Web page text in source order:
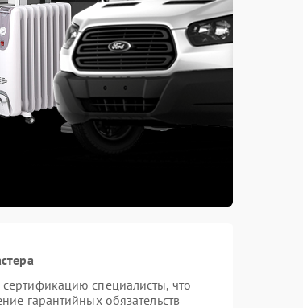
специалисты, что
гарантийных обязательств